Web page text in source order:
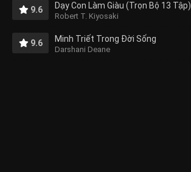
9.6 Dạy Con Làm Giàu (Trọn Bộ 13 Tập)
Robert T. Kiyosaki
9.6 Minh Triết Trong Đời Sống
Darshani Deane